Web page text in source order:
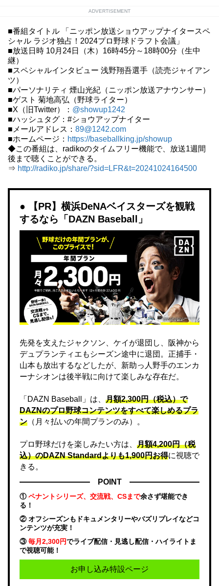
ADVERTISEMENT
■番組タイトル 「ニッポン放送ショウアップナイタースペ
シャル ラジオ独占！2024プロ野球ドラフト会議」
■放送日時 10月24日（木）16時45分～18時00分（生中
継）
■スペシャルインタビュー 浅野翔吾選手（読売ジャイアン
ツ）
■パーソナリティ 煙山光紀（ニッポン放送アナウンサー）
■ゲスト 菊地高弘（野球ライター）
■X（旧Twitter）： @showup1242
■ハッシュタグ：#ショウアップナイター
■メールアドレス： 89@1242.com
■ホームページ： https://baseballking.jp/showup
◆この番組は、radikoのタイムフリー機能で、放送1週間
後まで聴くことができる。
⇒ http://radiko.jp/share/?sid=LFR&t=20241024164500
【PR】横浜DeNAベイスターズを観戦
するなら「DAZN Baseball」
先発を支えたジャクソン、ケイが退団し、阪神から
デュプランティエもシーズン途中に退団。正捕手・
山本も放出するなどしたが、新助っ人野手のエンカ
ーナシオンは後半戦に向けて楽しみな存在だ。
「DAZN Baseball」は、 月額2,300円（税込）で
DAZNのプロ野球コンテンツをすべて楽しめるプラ
ン （月々払いの年間プランのみ）。
プロ野球だけを楽しみたい方は、 月額4,200円（税
込）のDAZN Standard​よりも1,900円お得に視聴で
きる。
POINT
①ペナントシリーズ、交流戦、CSまで余さず堪能でき
る！
② オフシーズンもドキュメンタリーやバズリプレイなどコ
ンテンツが充実！
③毎月2,300円でライブ配信・見逃し配信・ハイライトま
で視聴可能！
お申し込み特設ページ